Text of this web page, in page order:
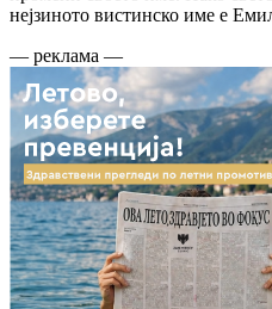
нејзиното вистинско име е
— реклама —